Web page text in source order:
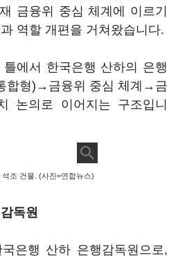
금융위 중심 체계에 이르기
역할 개편을 거쳐왔습니다.
에서 한국은행 산하의 은행
합형)→금융위 중심 체계→금
논의로 이어지는 구조입니
석조 건물. (사진=연합뉴스)
독원
은행 산하 은행감독원으로,